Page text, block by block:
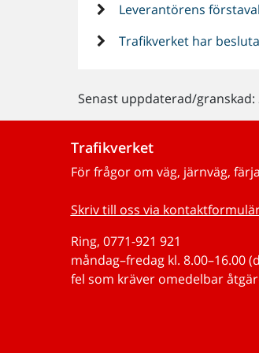
Leverantörens förstaval
Trafikverket har
Senast uppdaterad/granskad:
Trafikverket
För frågor om väg, järnväg,
Skriv till oss via
Ring, 0771-921 921
måndag–fredag kl.
fel som kräver omedelbar